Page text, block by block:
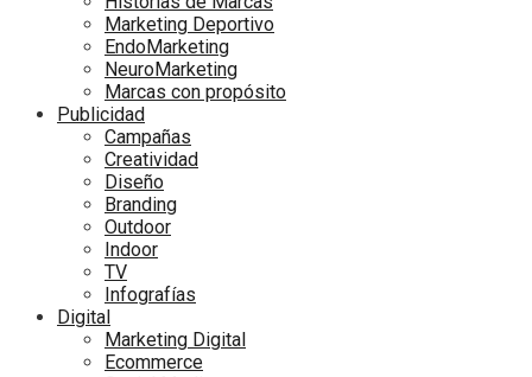
Marketing Deportivo
EndoMarketing
NeuroMarketing
Marcas con propósito
Publicidad
Campañas
Creatividad
Diseño
Branding
Outdoor
Indoor
TV
Infografías
Digital
Marketing Digital
Ecommerce